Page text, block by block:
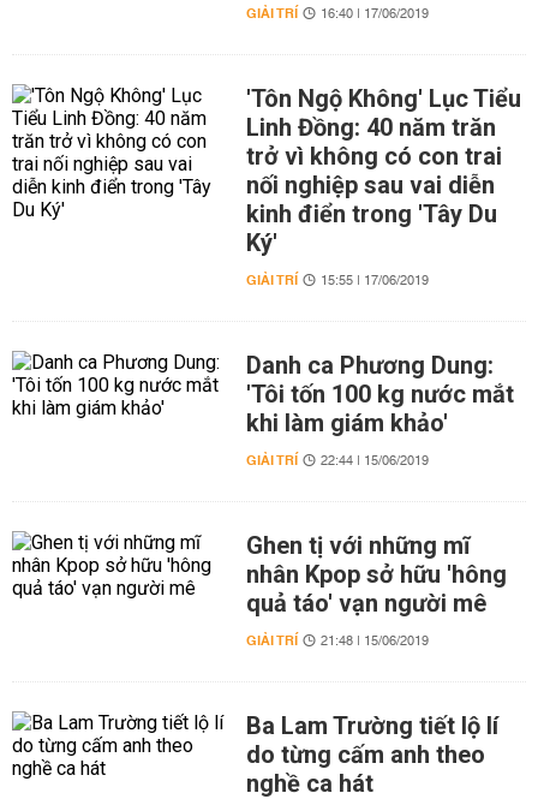
GIẢI TRÍ 16:40 | 17/06/2019
'Tôn Ngộ Không' Lục Tiểu
Linh Đồng: 40 năm trăn
trở vì không có con trai
nối nghiệp sau vai diễn
kinh điển trong 'Tây Du
Ký'
GIẢI TRÍ 15:55 | 17/06/2019
Danh ca Phương Dung:
'Tôi tốn 100 kg nước mắt
khi làm giám khảo'
GIẢI TRÍ 22:44 | 15/06/2019
Ghen tị với những mĩ
nhân Kpop sở hữu 'hông
quả táo' vạn người mê
GIẢI TRÍ 21:48 | 15/06/2019
Ba Lam Trường tiết lộ lí
do từng cấm anh theo
nghề ca hát